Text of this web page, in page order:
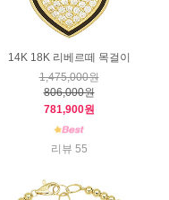
14K 18K 리베르떼 목걸이
1,475,000원
806,000원
781,900원
리뷰 55